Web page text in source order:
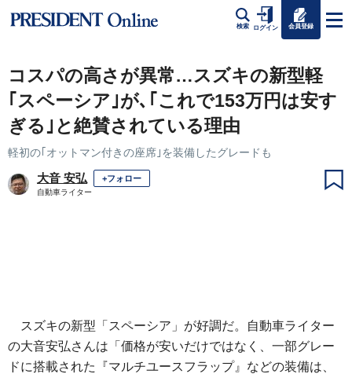
検索 ログイン 会員登録
コスパの高さが異常…スズキの新型軽
｢スペーシア｣が､｢これで153万円は安す
ぎる｣と絶賛されている理由
軽初の｢オットマン付きの座席｣を装備したグレードも
大音 安弘 +フォロー
自動車ライター
スズキの新型「スペーシア」が好調だ。自動車ライター
の大音安弘さんは「価格が安いだけではなく、一部グレー
ドに搭載された『マルチユースフラップ』などの装備は、